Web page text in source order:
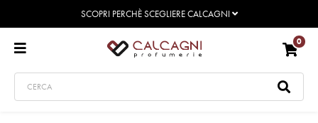
SCOPRI PERCHÈ SCEGLIERE CALCAGNI
0